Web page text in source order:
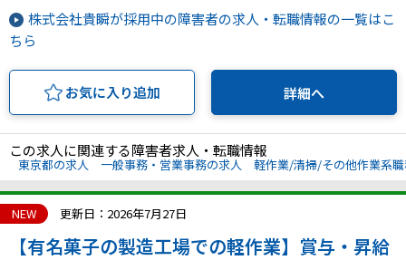
株式会社貴瞬が採用中の障害者の求人・転職情報の一覧はこ
ちら
お気に入り追加 詳細へ
この求人に関連する障害者求人・転職情報
東京都の求人 一般事務・営業事務の求人 軽作業/清掃/その他作業系
NEW 更新日：2026年7月27日
【有名菓子の製造工場での軽作業】賞与・昇給